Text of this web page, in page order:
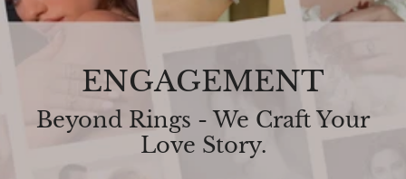
ENGAGEMENT
Beyond Rings - We Craft Your
Love Story.